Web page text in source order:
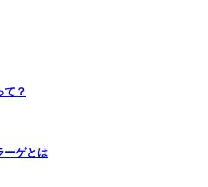
て？
ーゲとは